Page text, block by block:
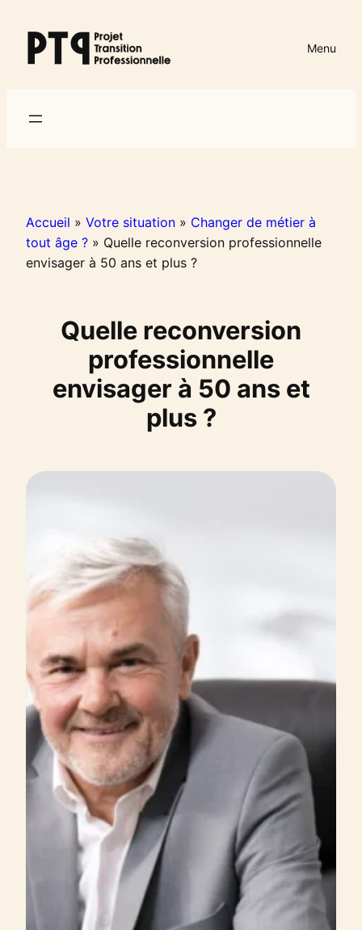
contenu
Menu
Accueil » Votre situation » Changer de métier à
tout âge ? » Quelle reconversion professionnelle
envisager à 50 ans et plus ?
Quelle reconversion
professionnelle
envisager à 50 ans et
plus ?